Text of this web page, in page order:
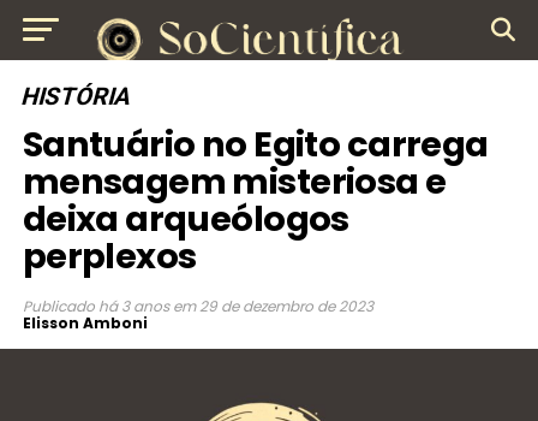
HISTÓRIA
Santuário no Egito carrega
mensagem misteriosa e
deixa arqueólogos
perplexos
Publicado há 3 anos em 29 de dezembro de 2023
Elisson Amboni